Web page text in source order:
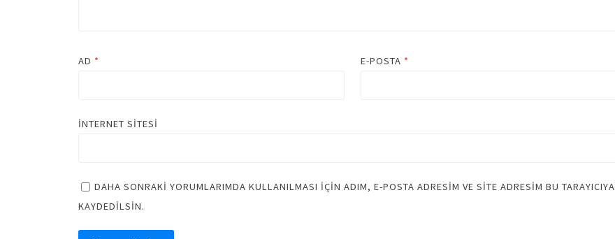
AD * E-POSTA *
İNTERNET SITESI
DAHA SONRAKI YORUMLARIMDA KULLANILMASI IÇIN ADIM, E-POSTA ADRESIM VE SITE ADRESIM BU TARAYICIYA
KAYDEDILSIN.